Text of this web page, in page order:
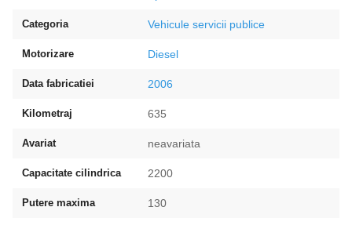
Categoria Vehicule servicii publice
Motorizare Diesel
Data fabricatiei 2006
Kilometraj 635
Avariat neavariata
Capacitate cilindrica 2200
Putere maxima 130